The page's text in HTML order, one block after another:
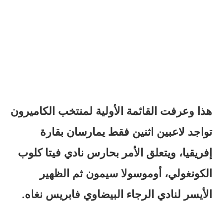
هذا وعرفت القائمة الأولية لمنتخب الكاميرون
تواجد لاعبين اثنين فقط يمارسان بقارة
إفريقيا، ويتعلق الأمر بحارس نادي فيتا كلوب
الكونغولي، أوموسولا سيمون ثم الظهير
الأيسر لنادي الرجاء البيضاوي فابريس نغاه.